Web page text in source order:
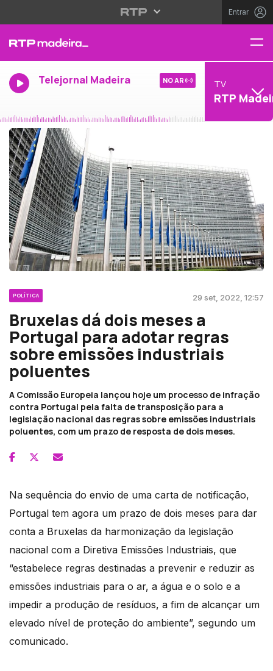
Entrar
Telejornal Madeira NO AR TV
RTP
POLÍTICA 29 set, 2022, 12:57
Bruxelas dá dois meses a
Portugal para adotar regras
sobre emissões industriais
poluentes
A Comissão Europeia lançou hoje um processo de infração
contra Portugal pela falta de transposição para a
legislação nacional das regras sobre emissões industriais
poluentes, com um prazo de resposta de dois meses.
Na sequência do envio de uma carta de notificação,
Portugal tem agora um prazo de dois meses para dar
conta a Bruxelas da harmonização da legislação
nacional com a Diretiva Emissões Industriais, que
“estabelece regras destinadas a prevenir e reduzir as
emissões industriais para o ar, a água e o solo e a
impedir a produção de resíduos, a fim de alcançar um
elevado nível de proteção do ambiente”, segundo um
comunicado.